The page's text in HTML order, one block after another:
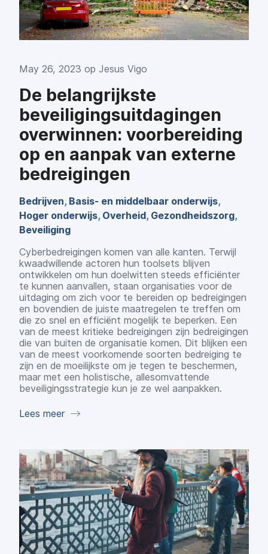
May 26, 2023 op Jesus Vigo
De belangrijkste
beveiligingsuitdagingen
overwinnen: voorbereiding
op en aanpak van externe
bedreigingen
Bedrijven, Basis- en middelbaar onderwijs,
Hoger onderwijs, Overheid, Gezondheidszorg,
Beveiliging
Cyberbedreigingen komen van alle kanten. Terwijl
kwaadwillende actoren hun toolsets blijven
ontwikkelen om hun doelwitten steeds efficiënter
te kunnen aanvallen, staan organisaties voor de
uitdaging om zich voor te bereiden op bedreigingen
en bovendien de juiste maatregelen te treffen om
die zo snel en efficiënt mogelijk te beperken. Een
van de meest kritieke bedreigingen zijn bedreigingen
die van buiten de organisatie komen. Dit blijken een
van de meest voorkomende soorten bedreiging te
zijn en de moeilijkste om je tegen te beschermen,
maar met een holistische, allesomvattende
beveiligingsstrategie kun je ze wel aanpakken.
Lees meer